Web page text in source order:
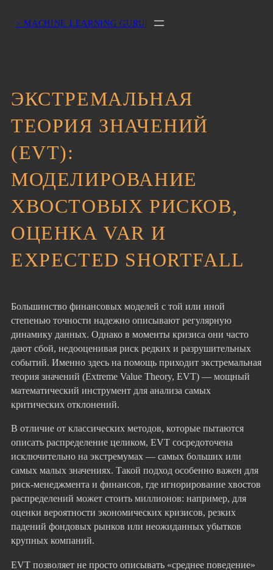
> MACHINE LEARNING GURU|
ЭКСТРЕМАЛЬНАЯ
ТЕОРИЯ ЗНАЧЕНИЙ
(EVT):
МОДЕЛИРОВАНИЕ
ХВОСТОВЫХ РИСКОВ,
ОЦЕНКА VAR И
EXPECTED SHORTFALL
Большинство финансовых моделей с той или иной
степенью точности надежно описывают регулярную
динамику данных. Однако в моменты кризиса они часто
дают сбой, недооценивая риск редких и разрушительных
событий. Именно здесь на помощь приходит экстремальная
теория значений (Extreme Value Theory, EVT) — мощный
математический инструмент для анализа самых
критических отклонений.
В отличие от классических методов, которые пытаются
описать распределение целиком, EVT сосредоточена
исключительно на экстремумах — самых больших или
самых малых значениях. Такой подход особенно важен для
риск-менеджмента и финансов, где игнорирование хвостов
распределений может стоить миллионов: например, для
оценки вероятности экономических кризисов, резких
падений фондовых рынков или неожиданных убытков
крупных компаний.
EVT позволяет не просто описывать «среднее поведение»